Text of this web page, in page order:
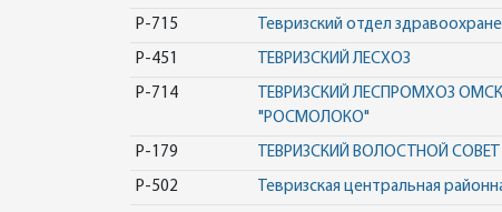
Р-715 Тевризский отдел
Р-451 ТЕВРИЗСКИЙ ЛЕСХОЗ
Р-714
ТЕВРИЗСКИЙ ЛЕСПРОМХОЗ
"РОСМОЛОКО"
Р-179 ТЕВРИЗСКИЙ ВОЛОСТНОЙ
Р-502 Тевризская центральная